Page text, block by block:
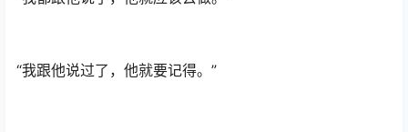
“我跟他说过了，他就要记得。”